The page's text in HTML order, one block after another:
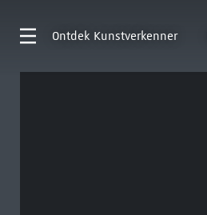
Ontdek Kunstverkenner